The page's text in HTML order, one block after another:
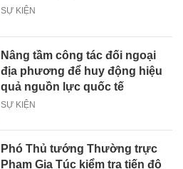
SỰ KIỆN
Nâng tầm công tác đối ngoại
địa phương để huy động hiệu
quả nguồn lực quốc tế
SỰ KIỆN
Phó Thủ tướng Thường trực
Phạm Gia Túc kiểm tra tiến độ